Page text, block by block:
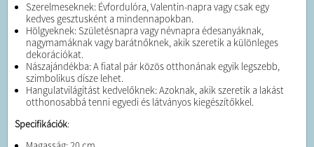
Szerelmeseknek: Évfordulóra, Valentin-napra vagy csak egy
kedves gesztusként a mindennapokban.
Hölgyeknek: Születésnapra vagy névnapra édesanyáknak,
nagymamáknak vagy barátnőknek, akik szeretik a különleges
dekorációkat.
Nászajándékba: A fiatal pár közös otthonának egyik legszebb,
szimbolikus dísze lehet.
Hangulatvilágítást kedvelőknek: Azoknak, akik szeretik a lakást
otthonosabbá tenni egyedi és látványos kiegészítőkkel.
Specifikációk: